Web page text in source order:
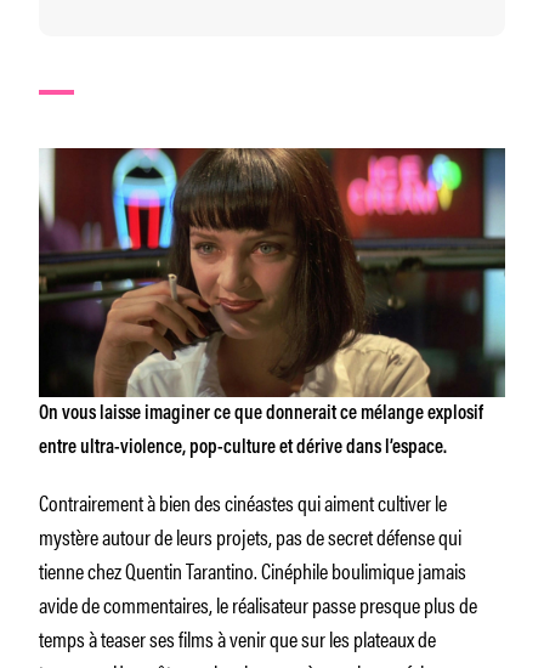
On vous laisse imaginer ce que donnerait ce mélange explosif
entre ultra-violence, pop-culture et dérive dans l’espace.
Contrairement à bien des cinéastes qui aiment cultiver le
mystère autour de leurs projets, pas de secret défense qui
tienne chez Quentin Tarantino. Cinéphile boulimique jamais
avide de commentaires, le réalisateur passe presque plus de
temps à teaser ses films à venir que sur les plateaux de